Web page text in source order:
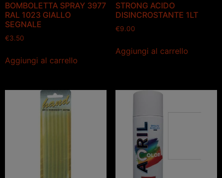
BOMBOLETTA SPRAY 3977
RAL 1023 GIALLO
SEGNALE
€3.50
Aggiungi al carrello
STRONG ACIDO
DISINCROSTANTE 1LT
€9.00
Aggiungi al carrello